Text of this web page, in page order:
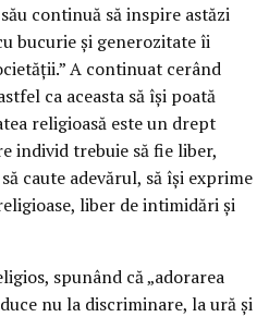
continuă să inspire astăzi
bucurie şi generozitate îi
A continuat cerând
ca aceasta să îşi poată
religioasă este un drept
individ trebuie să fie liber,
caute adevărul, să îşi exprime
liber de intimidări şi
spunând că „adorarea
nu la discriminare, la ură şi